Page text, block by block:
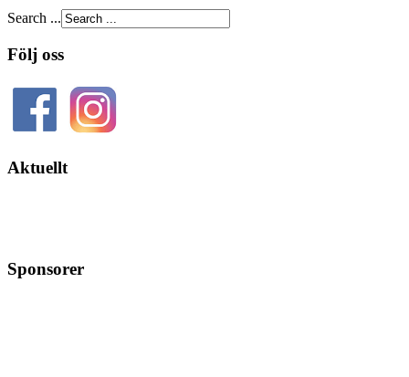
Search ...
Följ oss
Aktuellt
Sponsorer